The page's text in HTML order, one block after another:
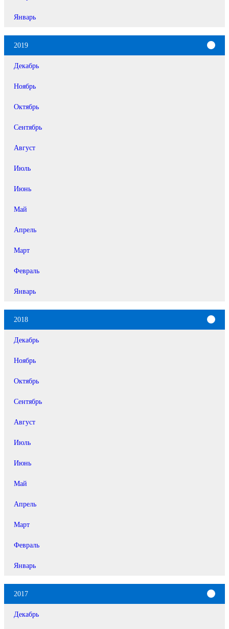
Январь
2019
Декабрь
Ноябрь
Октябрь
Сентябрь
Август
Июль
Июнь
Май
Апрель
Март
Февраль
Январь
2018
Декабрь
Ноябрь
Октябрь
Сентябрь
Август
Июль
Июнь
Май
Апрель
Март
Февраль
Январь
2017
Декабрь